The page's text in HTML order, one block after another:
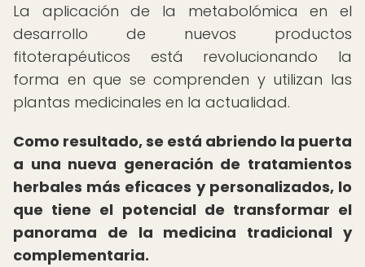
La aplicación de la metabolómica en el
desarrollo de nuevos productos
fitoterapéuticos está revolucionando la
forma en que se comprenden y utilizan las
plantas medicinales en la actualidad.
Como resultado, se está abriendo la puerta
a una nueva generación de tratamientos
herbales más eficaces y personalizados, lo
que tiene el potencial de transformar el
panorama de la medicina tradicional y
complementaria.